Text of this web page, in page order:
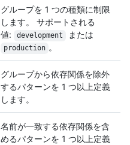
グループを 1 つの種類に制限
します。 サポートされる
値:
development または
production 。
グループから依存関係を除外
するパターンを 1 つ以上定義
します。
名前が一致する依存関係を含
めるパターンを 1 つ以上定義